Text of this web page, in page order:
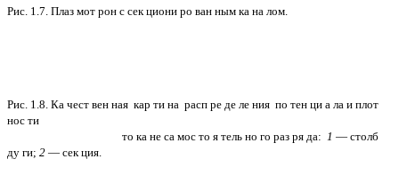
Рис. 1.7. Плаз мот рон с сек циони ро ван ным ка на лом.
Рис. 1.8. Ка чест вен ная кар ти на расп ре де ле ния по тен ци а ла и плот
нос ти
то ка не са мос то я тель но го раз ря да: 1 — столб
ду ги; 2 — сек ция.